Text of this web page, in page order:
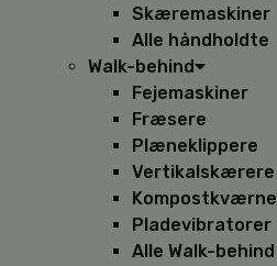
Skæremaskiner
Alle håndholdte
Walk-behind
Fejemaskiner
Fræsere
Plæneklippere
Vertikalskærere
Kompostkværne
Pladevibratorer
Alle Walk-behind